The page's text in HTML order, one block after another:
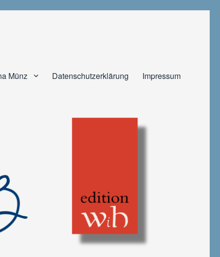
Münz Datenschutzerklärung Impressum